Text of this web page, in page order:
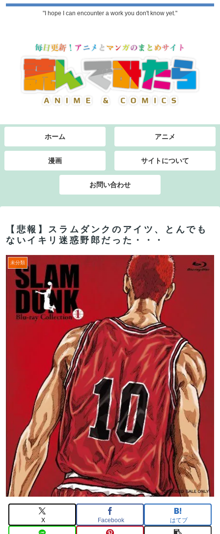
"I hope I can encounter a work you don't know yet."
ホーム アニメ
漫画 サイトについて
お問い合わせ
【悲報】スラムダンクのアイツ、とんでも
ないイキリ迷惑野郎だった・・・
未分類
X Facebook はてブ